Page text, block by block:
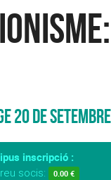
20 de
inscripció :
socis: 0.00 €